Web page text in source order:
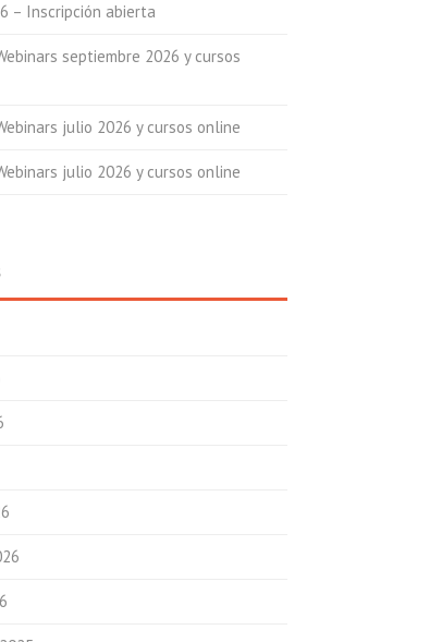
– Inscripción abierta
septiembre 2026 y cursos
julio 2026 y cursos online
julio 2026 y cursos online